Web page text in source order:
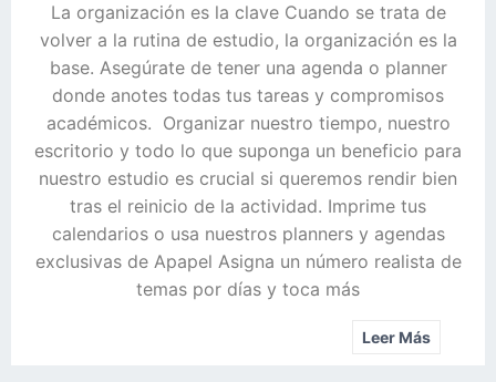
La organización es la clave Cuando se trata de
volver a la rutina de estudio, la organización es la
base. Asegúrate de tener una agenda o planner
donde anotes todas tus tareas y compromisos
académicos. Organizar nuestro tiempo, nuestro
escritorio y todo lo que suponga un beneficio para
nuestro estudio es crucial si queremos rendir bien
tras el reinicio de la actividad. Imprime tus
calendarios o usa nuestros planners y agendas
exclusivas de Apapel Asigna un número realista de
temas por días y toca más
Leer Más